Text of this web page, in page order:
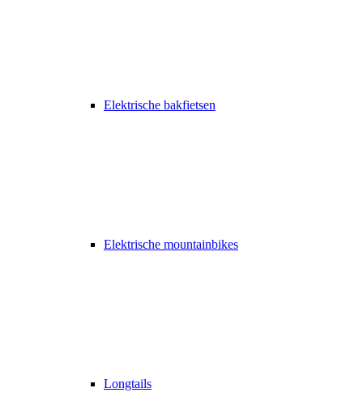
Elektrische bakfietsen
Elektrische mountainbikes
Longtails